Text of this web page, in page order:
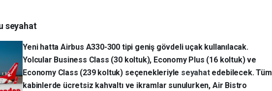
seyahat
Yeni hatta Airbus A330-300 tipi geniş gövdeli uçak kullanılacak.
Yolcular Business Class (30 koltuk), Economy Plus (16 koltuk) ve
Economy Class (239 koltuk) seçenekleriyle seyahat edebilecek. Tüm
kabinlerde ücretsiz kahvaltı ve ikramlar sunulurken, Air Bistro